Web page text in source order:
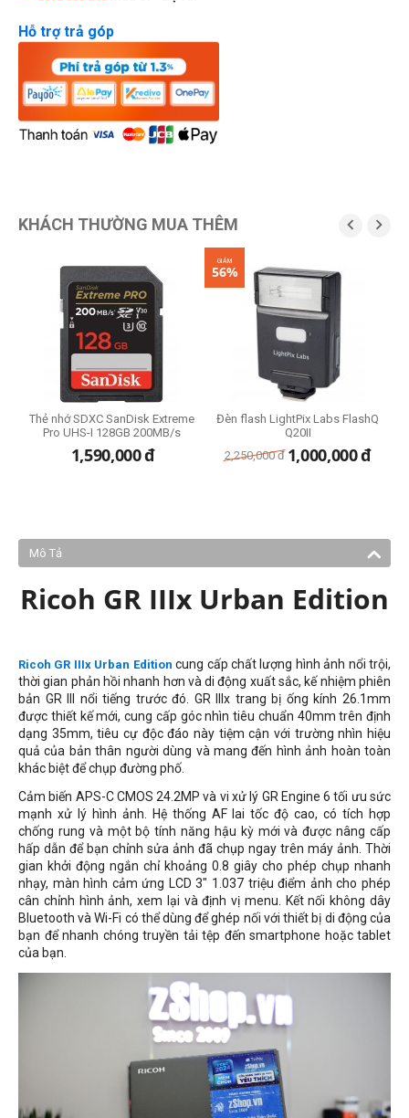
Hỗ trợ trả góp
KHÁCH THƯỜNG MUA THÊM  
Thẻ nhớ SDXC SanDisk Extreme
Pro UHS-I 128GB 200MB/s
1,590,000đ
GIẢM
56%
Đèn flash LightPix Labs FlashQ
Q20II
2,250,000 đ 1,000,000đ
Mô Tả
Ricoh GR IIIx Urban Edition
Ricoh GR IIIx Urban Edition cung cấp chất lượng hình ảnh nổi trội,
thời gian phản hồi nhanh hơn và di động xuất sắc, kế nhiệm phiên
bản GR III nổi tiếng trước đó. GR IIIx trang bị ống kính 26.1mm
được thiết kế mới, cung cấp góc nhìn tiêu chuẩn 40mm trên định
dạng 35mm, tiêu cự độc đáo này tiệm cận với trường nhìn hiệu
quả của bản thân người dùng và mang đến hình ảnh hoàn toàn
khác biệt để chụp đường phố.
Cảm biến APS-C CMOS 24.2MP và vi xử lý GR Engine 6 tối ưu sức
mạnh xử lý hình ảnh. Hệ thống AF lai tốc độ cao, có tích hợp
chống rung và một bộ tính năng hậu kỳ mới và được nâng cấp
hấp dẫn để bạn chỉnh sửa ảnh đã chụp ngay trên máy ảnh. Thời
gian khởi động ngắn chỉ khoảng 0.8 giây cho phép chụp nhanh
nhạy, màn hình cảm ứng LCD 3" 1.037 triệu điểm ảnh cho phép
cân chỉnh hình ảnh, xem lại và định vị menu. Kết nối không dây
Bluetooth và Wi-Fi có thể dùng để ghép nối với thiết bị di động của
bạn để nhanh chóng truyền tải tệp đến smartphone hoặc tablet
của bạn.